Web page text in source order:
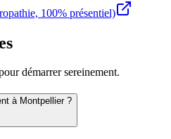
100% présentiel)
démarrer sereinement.
à Montpellier ?